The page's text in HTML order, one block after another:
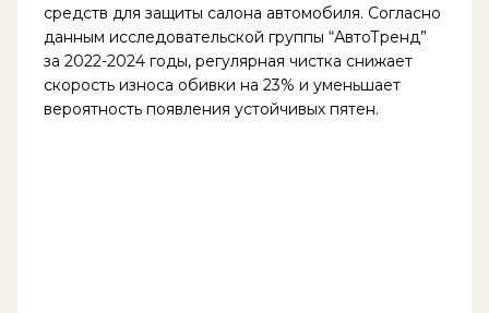
средств для защиты салона автомобиля. Согласно
данным исследовательской группы “АвтоТренд”
за 2022-2024 годы, регулярная чистка снижает
скорость износа обивки на 23% и уменьшает
вероятность появления устойчивых пятен.